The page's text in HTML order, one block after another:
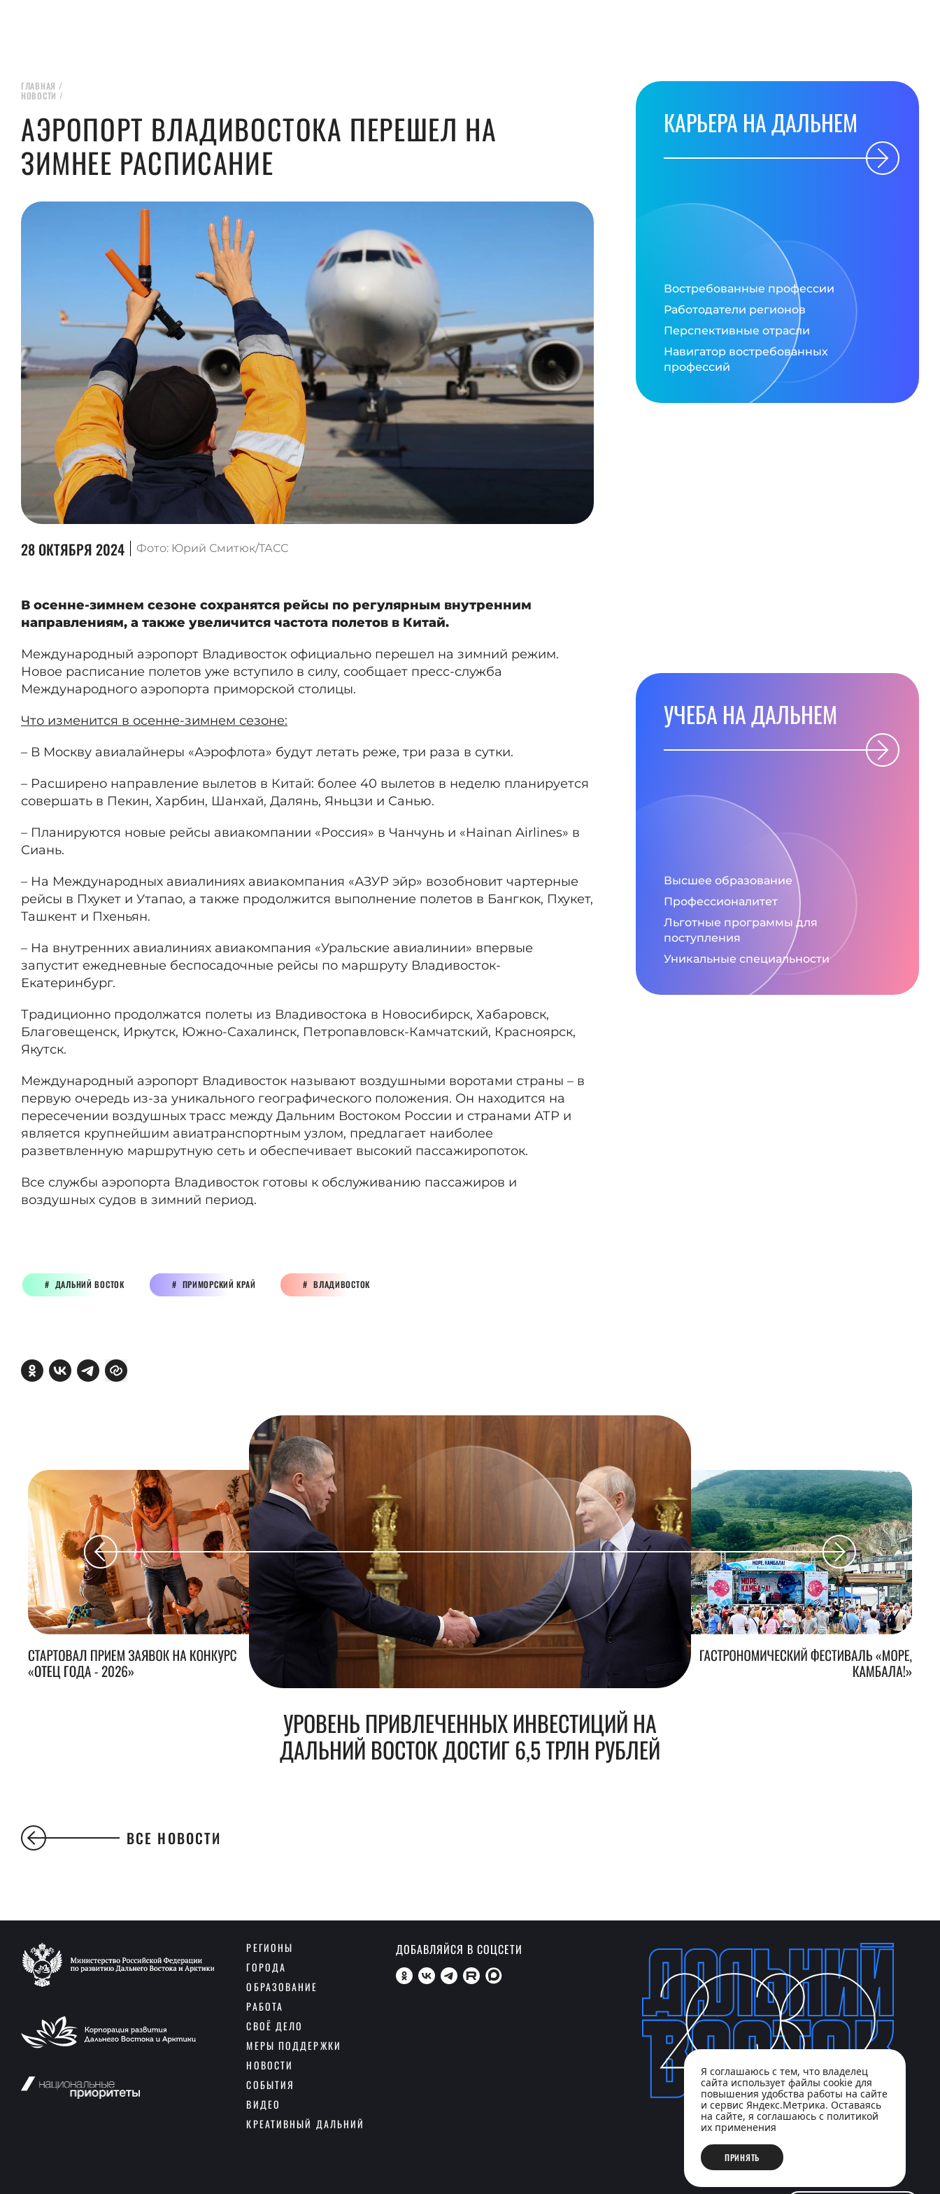
ГЛАВНАЯ /
НОВОСТИ /
АЭРОПОРТ ВЛАДИВОСТОКА ПЕРЕШЕЛ НА
ЗИМНЕЕ РАСПИСАНИЕ
28 ОКТЯБРЯ 2024 Фото: Юрий Смитюк/ТАСС
В осенне-зимнем сезоне сохранятся рейсы по регулярным внутренним
направлениям, а также увеличится частота полетов в Китай.
Международный аэропорт Владивосток официально перешел на зимний режим.
Новое расписание полетов уже вступило в силу, сообщает пресс-служба
Международного аэропорта приморской столицы.
Что изменится в осенне-зимнем сезоне:
– В Москву авиалайнеры «Аэрофлота» будут летать реже, три раза в сутки.
– Расширено направление вылетов в Китай: более 40 вылетов в неделю планируется
совершать в Пекин, Харбин, Шанхай, Далянь, Яньцзи и Санью.
– Планируются новые рейсы авиакомпании «Россия» в Чанчунь и «Hainan Airlines» в
Сиань.
– На Международных авиалиниях авиакомпания «АЗУР эйр» возобновит чартерные
рейсы в Пхукет и Утапао, а также продолжится выполнение полетов в Бангкок, Пхукет,
Ташкент и Пхеньян.
– На внутренних авиалиниях авиакомпания «Уральские авиалинии» впервые
запустит ежедневные беспосадочные рейсы по маршруту Владивосток-
Екатеринбург.
Традиционно продолжатся полеты из Владивостока в Новосибирск, Хабаровск,
Благовещенск, Иркутск, Южно-Сахалинск, Петропавловск-Камчатский, Красноярск,
Якутск.
Международный аэропорт Владивосток называют воздушными воротами страны – в
первую очередь из-за уникального географического положения. Он находится на
пересечении воздушных трасс между Дальним Востоком России и странами АТР и
является крупнейшим авиатранспортным узлом, предлагает наиболее
разветвленную маршрутную сеть и обеспечивает высокий пассажиропоток.
Все службы аэропорта Владивосток готовы к обслуживанию пассажиров и
воздушных судов в зимний период.
КАРЬЕРА НА ДАЛЬНЕМ
Востребованные профессии
Работодатели регионов
Перспективные отрасли
Навигатор востребованных
профессий
УЧЕБА НА ДАЛЬНЕМ
Высшее образование
Профессионалитет
Льготные программы для
поступления
Уникальные специальности
ДАЛЬНИЙ ВОСТОК ПРИМОРСКИЙ КРАЙ ВЛАДИВОСТОК
СТАРТОВАЛ ПРИЕМ ЗАЯВОК НА КОНКУРС
«ОТЕЦ ГОДА - 2026»
УРОВЕНЬ ПРИВЛЕЧЕННЫХ ИНВЕСТИЦИЙ НА
ДАЛЬНИЙ ВОСТОК ДОСТИГ 6,5 ТРЛН РУБЛЕЙ
ГАСТРОНОМИЧЕСКИЙ ФЕСТИВАЛЬ «МОРЕ,
КАМБАЛА!»
ВСЕ НОВОСТИ
Я соглашаюсь с тем, что владелец
сайта использует файлы cookie для
повышения удобства работы на сайте
и сервис Яндекс.Метрика. Оставаясь
на сайте, я соглашаюсь с политикой
их применения
ПРИНЯТЬ
РЕГИОНЫ
ГОРОДА
ОБРАЗОВАНИЕ
РАБОТА
СВОЁ ДЕЛО
МЕРЫ ПОДДЕРЖКИ
НОВОСТИ
СОБЫТИЯ
ВИДЕО
КРЕАТИВНЫЙ ДАЛЬНИЙ
ДОБАВЛЯЙСЯ В СОЦСЕТИ